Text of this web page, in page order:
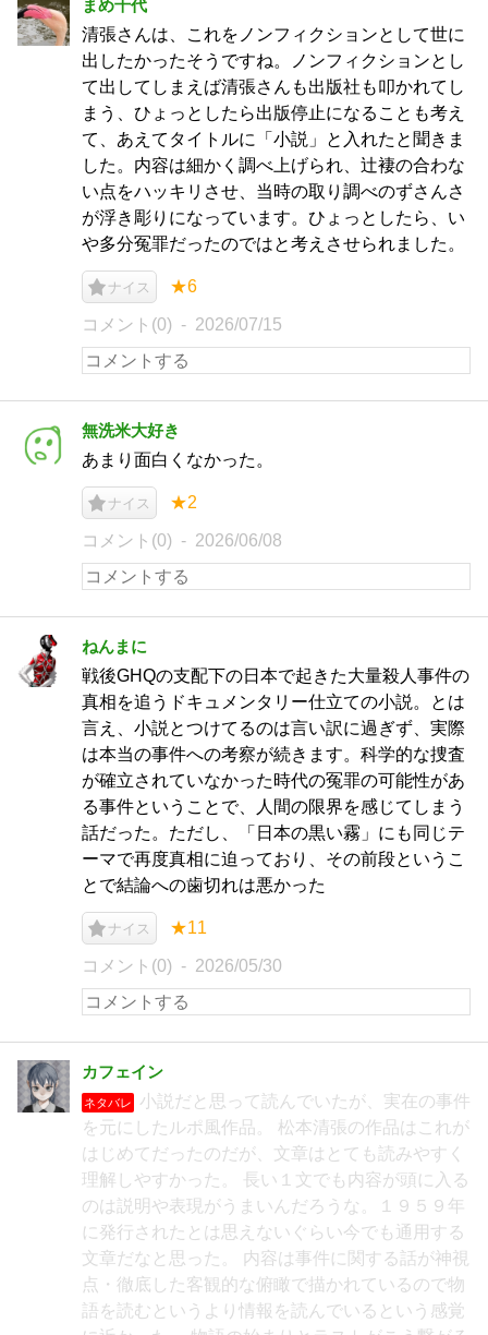
まめ千代
清張さんは、これをノンフィクションとして世に
出したかったそうですね。ノンフィクションとし
て出してしまえば清張さんも出版社も叩かれてし
まう、ひょっとしたら出版停止になることも考え
て、あえてタイトルに「小説」と入れたと聞きま
した。内容は細かく調べ上げられ、辻褄の合わな
い点をハッキリさせ、当時の取り調べのずさんさ
が浮き彫りになっています。ひょっとしたら、い
や多分冤罪だったのではと考えさせられました。
ナイス ★6
コメント(0) 2026/07/15
無洗米大好き
あまり面白くなかった。
ナイス ★2
コメント(0) 2026/06/08
ねんまに
戦後GHQの支配下の日本で起きた大量殺人事件の
真相を追うドキュメンタリー仕立ての小説。とは
言え、小説とつけてるのは言い訳に過ぎず、実際
は本当の事件への考察が続きます。科学的な捜査
が確立されていなかった時代の冤罪の可能性があ
る事件ということで、人間の限界を感じてしまう
話だった。ただし、「日本の黒い霧」にも同じテ
ーマで再度真相に迫っており、その前段というこ
とで結論への歯切れは悪かった
ナイス ★11
コメント(0) 2026/05/30
カフェイン
ネタバレ
小説だと思って読んでいたが、実在の事件
を元にしたルポ風作品。 松本清張の作品はこれが
はじめてだったのだが、文章はとても読みやすく
理解しやすかった。 長い１文でも内容が頭に入る
のは説明や表現がうまいんだろうな。１９５９年
に発行されたとは思えないぐらい今でも通用する
文章だなと思った。 内容は事件に関する話が神視
点・徹底した客観的な俯瞰で描かれているので物
語を読むというより情報を読んでいるという感覚